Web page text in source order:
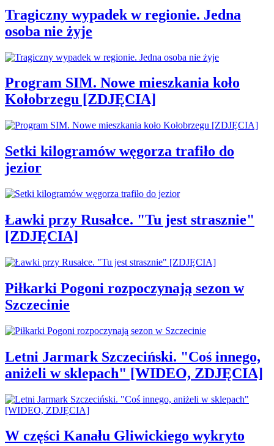
Tragiczny wypadek w regionie. Jedna
osoba nie żyje
Program SIM. Nowe mieszkania koło
Kołobrzegu [ZDJĘCIA]
Setki kilogramów węgorza trafiło do
jezior
Ławki przy Rusałce. "Tu jest strasznie"
[ZDJĘCIA]
Piłkarki Pogoni rozpoczynają sezon w
Szczecinie
Letni Jarmark Szczeciński. "Coś innego,
aniżeli w sklepach" [WIDEO, ZDJĘCIA]
W części Kanału Gliwickiego wykryto